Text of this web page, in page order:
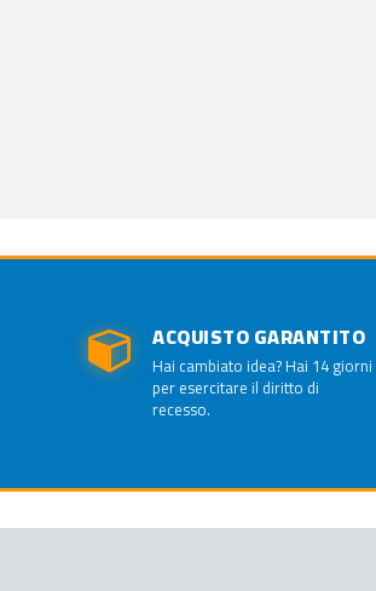
ACQUISTO GARANTITO
Hai cambiato idea? Hai 14 giorni
per esercitare il diritto di
recesso.